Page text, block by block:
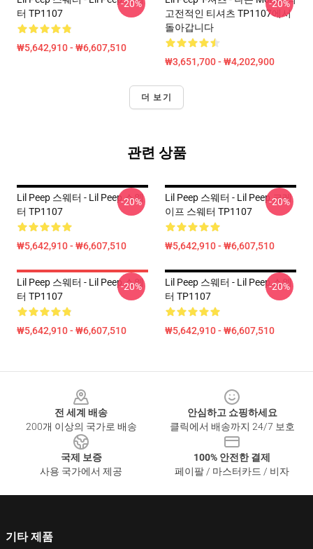
터 TP1107
₩5,642,910 - ₩6,607,510
-20%
고전적인 티셔츠 TP1107에서
돌아갑니다
₩3,651,700 - ₩4,202,900
-20%
더 보기
관련 상품
Lil Peep 스웨터 - Lil Peep 스웨
터 TP1107
₩5,642,910 - ₩6,607,510
-20%
Lil Peep 스웨터 - Lil Peep 크레
이프 스웨터 TP1107
₩5,642,910 - ₩6,607,510
-20%
Lil Peep 스웨터 - Lil Peep 스웨
터 TP1107
₩5,642,910 - ₩6,607,510
-20%
Lil Peep 스웨터 - Lil Peep 스웨
터 TP1107
₩5,642,910 - ₩6,607,510
-20%
전 세계 배송
200개 이상의 국가로 배송
안심하고 쇼핑하세요
클릭에서 배송까지 24/7 보호
국제 보증
사용 국가에서 제공
100% 안전한 결제
페이팔 / 마스터카드 / 비자
기타 제품